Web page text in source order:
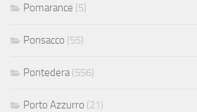
Pomarance (5)
Ponsacco (55)
Pontedera (556)
Porto Azzurro (21)